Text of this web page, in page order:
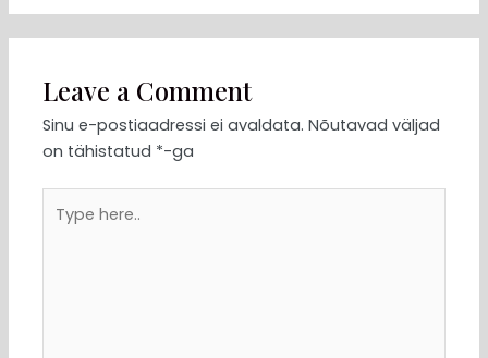
Leave a Comment
Sinu e-postiaadressi ei avaldata. Nõutavad väljad
on tähistatud *-ga
here..